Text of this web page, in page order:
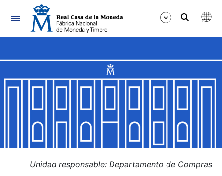
Navegación
Mostrar/Ocultar
Mostrar/Ocultar
Mostrar/Ocultar
Unidad responsable: Departamento de Compras